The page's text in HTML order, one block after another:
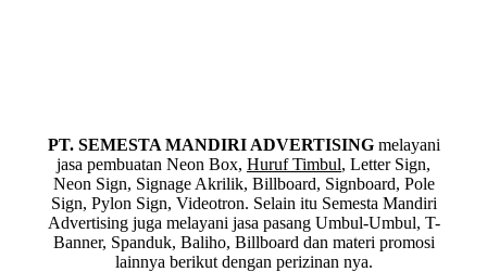
PT. SEMESTA MANDIRI ADVERTISINGmelayani
jasa pembuatan Neon Box, Huruf Timbul, Letter Sign,
Neon Sign, Signage Akrilik, Billboard, Signboard, Pole
Sign, Pylon Sign, Videotron. Selain itu Semesta Mandiri
Advertising juga melayani jasa pasang Umbul-Umbul, T-
Banner, Spanduk, Baliho, Billboard dan materi promosi
lainnya berikut dengan perizinan nya.